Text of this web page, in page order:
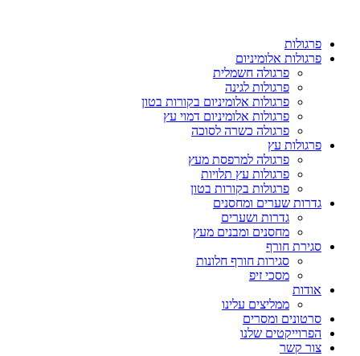
פרגולות
פרגולות אלומיניום
פרגולה חשמלית
פרגולות לגינה
פרגולות אלומיניום בקורות בטון
פרגולות אלומיניום דמוי עץ
פרגולה כשרה לסוכה
פרגולות עץ
פרגולה למרפסת מעץ
פרגולות עץ תלויות
פרגולות בקורות בטון
גדרות שערים ומחסנים
גדרות ושערים
מחסנים ומבנים מעץ
סגירת חורף
סגירות חורף חלונות
מסכי זיפ
אודות
ממליצים עלינו
סרטונים ומסרים
הפרוייקטים שלנו
צור קשר